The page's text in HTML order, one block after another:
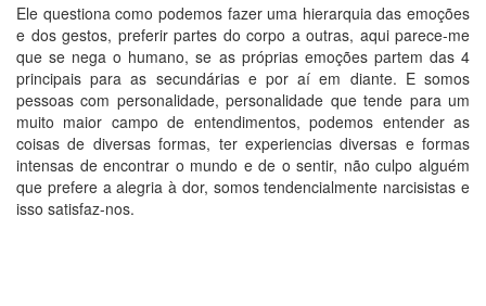
Ele questiona como podemos fazer uma hierarquia das emoções
e dos gestos, preferir partes do corpo a outras, aqui parece-me
que se nega o humano, se as próprias emoções partem das 4
principais para as secundárias e por aí em diante. E somos
pessoas com personalidade, personalidade que tende para um
muito maior campo de entendimentos, podemos entender as
coisas de diversas formas, ter experiencias diversas e formas
intensas de encontrar o mundo e de o sentir, não culpo alguém
que prefere a alegria à dor, somos tendencialmente narcisistas e
isso satisfaz-nos.